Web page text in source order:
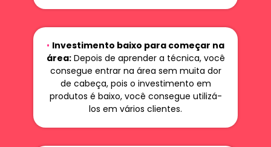
• Investimento baixo para começar na
área:Depois de aprender a técnica, você
consegue entrar na área sem muita dor
de cabeça, pois o investimento em
produtos é baixo, você consegue utilizá-
los em vários clientes.